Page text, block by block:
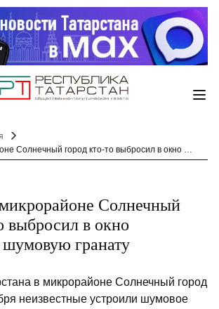
В Казани в микрорайоне Солнечный город кто-то выбросил в окно автомобиля шумовую гранату
Солнечный
выбросил в окно
шумовую гранату
в микрорайоне Солнечный город
неизвестные устроили шумовое